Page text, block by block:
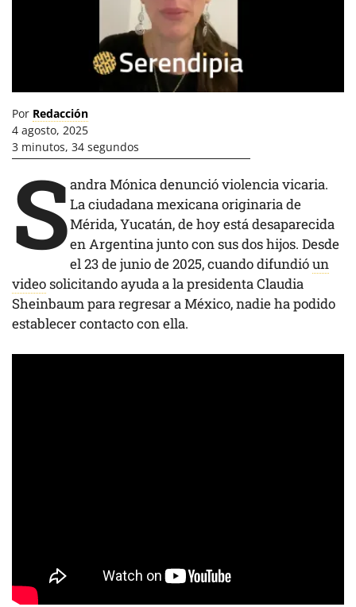
Por Redacción
4 agosto, 2025
3 minutos, 34 segundos
Sandra Mónica denunció violencia vicaria.
La ciudadana mexicana originaria de
Mérida, Yucatán, de hoy está desaparecida
en Argentina junto con sus dos hijos. Desde
el 23 de junio de 2025, cuando difundióun
videosolicitando ayuda a la presidenta Claudia
Sheinbaum para regresar a México, nadie ha podido
establecer contacto con ella.